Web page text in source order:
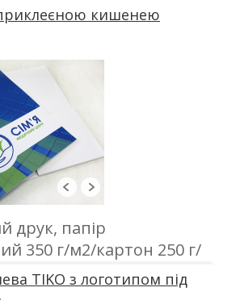
кишенею
друк, папір
350 г/м2/картон 250 г/
приклеєна кишеня
TIKO з логотипом під